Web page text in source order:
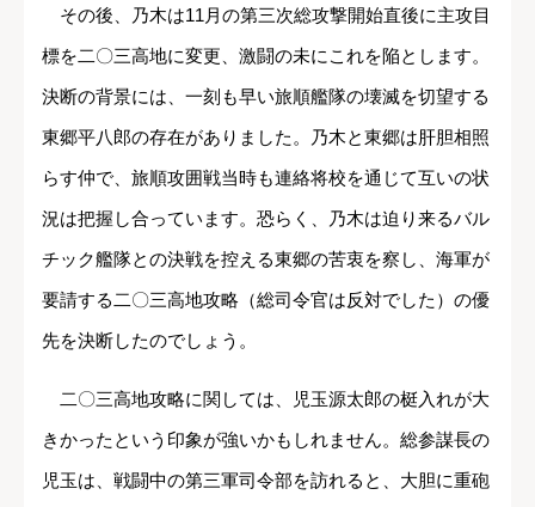
その後、乃木は11月の第三次総攻撃開始直後に主攻目
標を二〇三高地に変更、激闘の未にこれを陥とします。
決断の背景には、一刻も早い旅順艦隊の壊滅を切望する
東郷平八郎の存在がありました。乃木と東郷は肝胆相照
らす仲で、旅順攻囲戦当時も連絡将校を通じて互いの状
況は把握し合っています。恐らく、乃木は迫り来るバル
チック艦隊との決戦を控える東郷の苦衷を察し、海軍が
要請する二〇三高地攻略（総司令官は反対でした）の優
先を決断したのでしょう。
二〇三高地攻略に関しては、児玉源太郎の梃入れが大
きかったという印象が強いかもしれません。総参謀長の
児玉は、戦闘中の第三軍司令部を訪れると、大胆に重砲